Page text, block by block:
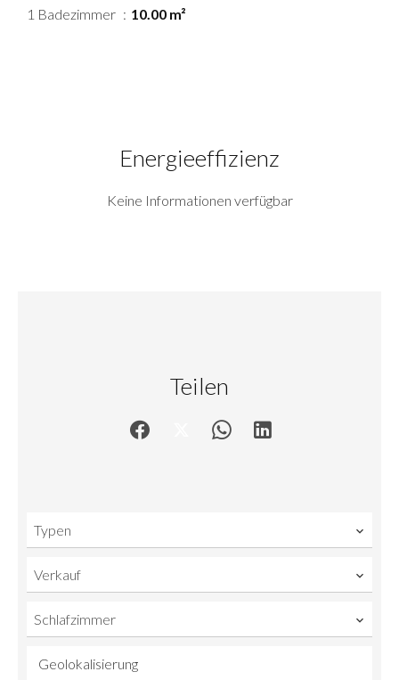
1 Badezimmer 10.00 m²
Energieeffizienz
Keine Informationen verfügbar
Teilen
Typen
Verkauf
Schlafzimmer
Geolokalisierung